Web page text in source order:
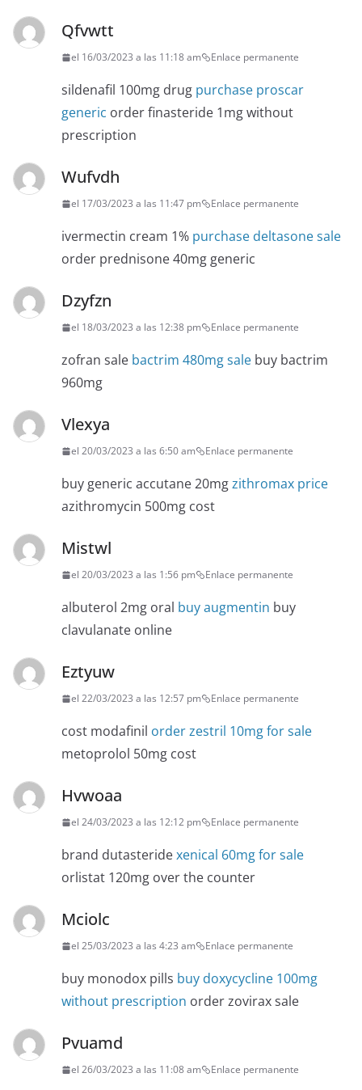
Qfvwtt
el 16/03/2023 a las 11:18 am Enlace permanente
sildenafil 100mg drug purchase proscar
generic order finasteride 1mg without
prescription
Wufvdh
el 17/03/2023 a las 11:47 pm Enlace permanente
ivermectin cream 1% purchase deltasone sale
order prednisone 40mg generic
Dzyfzn
el 18/03/2023 a las 12:38 pm Enlace permanente
zofran sale bactrim 480mg sale buy bactrim
960mg
Vlexya
el 20/03/2023 a las 6:50 am Enlace permanente
buy generic accutane 20mgzithromax price
azithromycin 500mg cost
Mistwl
el 20/03/2023 a las 1:56 pm Enlace permanente
albuterol 2mg oral buy augmentin buy
clavulanate online
Eztyuw
el 22/03/2023 a las 12:57 pm Enlace permanente
cost modafinil order zestril 10mg for sale
metoprolol 50mg cost
Hvwoaa
el 24/03/2023 a las 12:12 pm Enlace permanente
brand dutasteridexenical 60mg for sale
orlistat 120mg over the counter
Mciolc
el 25/03/2023 a las 4:23 am Enlace permanente
buy monodox pills buy doxycycline 100mg
without prescription order zovirax sale
Pvuamd
el 26/03/2023 a las 11:08 am Enlace permanente